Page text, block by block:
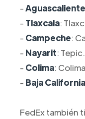
-
- Tlaxcala:
- Campeche:
- Nayarit: Tepic.
- Colima:
- Baja
FedEx también